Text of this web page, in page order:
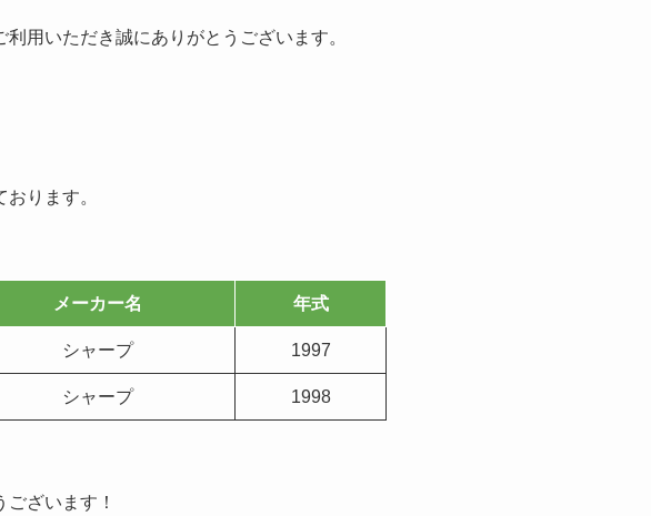
用いただき誠にありがとうございます。
ります。
メーカー名 年式
シャープ 1997
シャープ 1998
ざいます！